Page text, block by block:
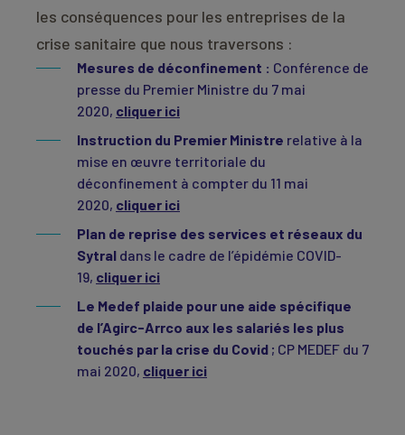
les conséquences pour les entreprises de la
crise sanitaire que nous traversons :
Mesures de déconfinement : Conférence de
presse du Premier Ministre du 7 mai
2020, cliquer ici
Instruction du Premier Ministre relative à la
mise en œuvre territoriale du
déconfinement à compter du 11 mai
2020, cliquer ici
Plan de reprise des services et réseaux du
Sytral dans le cadre de l’épidémie COVID-
19, cliquer ici
Le Medef plaide pour une aide spécifique
de l’Agirc-Arrco aux les salariés les plus
touchés par la crise du Covid ; CP MEDEF du 7
mai 2020, cliquer ici